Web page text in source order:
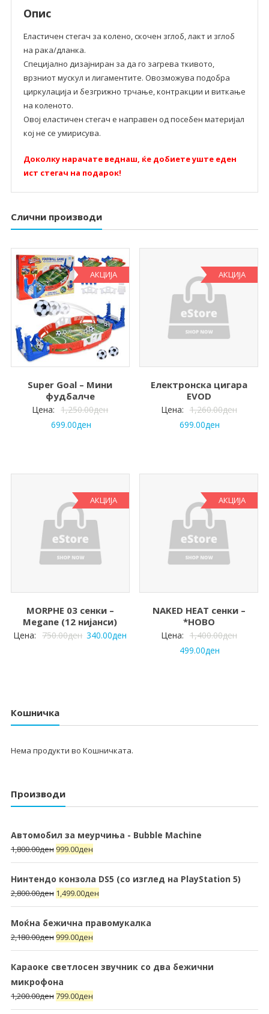
Опис
Еластичен стегач за колено, скочен зглоб, лакт и зглоб
на рака/дланка.
Специјално дизајниран за да го загрева ткивото,
врзниот мускул и лигаментите. Овозможува подобра
циркулација и безгрижно трчање, контракции и виткање
на коленото.
Овој еластичен стегач е направен од посебен материјал
кој не се умирисува.
Доколку нарачате веднаш, ќе добиете уште еден
ист стегач на подарок!
Слични производи
АКЦИЈА
Super Goal – Мини
фудбалче
Цена: 1,250.00ден
699.00ден
АКЦИЈА
Електронска цигара
EVOD
Цена: 1,260.00ден
699.00ден
АКЦИЈА
MORPHE 03 сенки –
Megane (12 нијанси)
Цена: 750.00ден 340.00ден
АКЦИЈА
NAKED HEAT сенки –
*НОВО
Цена: 1,400.00ден
499.00ден
Кошничка
Нема продукти во Кошничката.
Производи
Автомобил за меурчиња - Bubble Machine
1,800.00ден 999.00ден
Нинтендо конзола DS5 (со изглед на PlayStation 5)
2,800.00ден 1,499.00ден
Моќна бежична правомукалка
2,180.00ден 999.00ден
Караоке светлосен звучник со два бежични
микрофона
1,200.00ден799.00ден